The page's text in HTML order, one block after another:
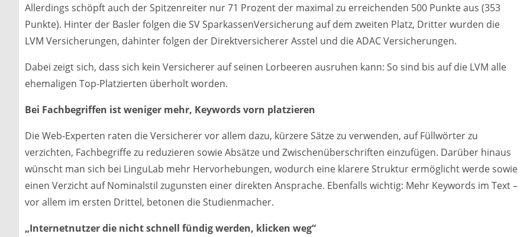
Allerdings schöpft auch der Spitzenreiter nur 71 Prozent der maximal zu erreichenden 500 Punkte aus (353
Punkte). Hinter der Basler folgen die SV SparkassenVersicherung auf dem zweiten Platz, Dritter wurden die
LVM Versicherungen, dahinter folgen der Direktversicherer Asstel und die ADAC Versicherungen.
Dabei zeigt sich, dass sich kein Versicherer auf seinen Lorbeeren ausruhen kann: So sind bis auf die LVM alle
ehemaligen Top-Platzierten überholt worden.
Bei Fachbegriffen ist weniger mehr, Keywords vorn platzieren
Die Web-Experten raten die Versicherer vor allem dazu, kürzere Sätze zu verwenden, auf Füllwörter zu
verzichten, Fachbegriffe zu reduzieren sowie Absätze und Zwischenüberschriften einzufügen. Darüber hinaus
wünscht man sich bei LinguLab mehr Hervorhebungen, wodurch eine klarere Struktur ermöglicht werde sowie
einen Verzicht auf Nominalstil zugunsten einer direkten Ansprache. Ebenfalls wichtig: Mehr Keywords im Text –
vor allem im ersten Drittel, betonen die Studienmacher.
„Internetnutzer die nicht schnell fündig werden, klicken weg“